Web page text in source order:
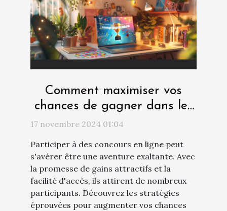
Comment maximiser vos
chances de gagner dans les
concours en ligne
17 novembre 2024 01:04
Participer à des concours en ligne peut
s'avérer être une aventure exaltante. Avec
la promesse de gains attractifs et la
facilité d'accès, ils attirent de nombreux
participants. Découvrez les stratégies
éprouvées pour augmenter vos chances